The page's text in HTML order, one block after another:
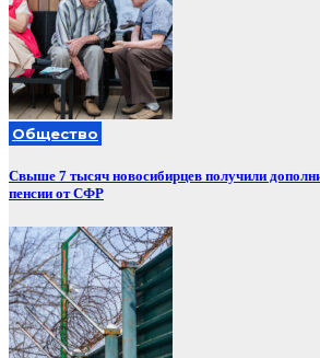
Общество
Свыше 7 тысяч новосибирцев получили
пенсии от СФР